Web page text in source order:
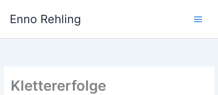
Enno Rehling
Klettererfolge